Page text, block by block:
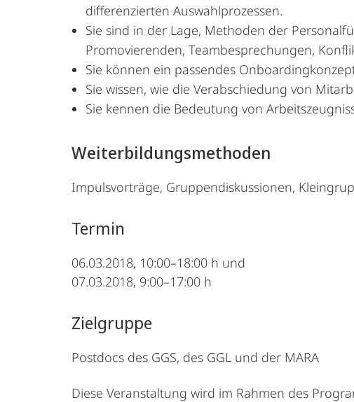
differenzierten Auswahlprozessen.
Sie sind in der Lage, Methoden der
Promovierenden, Teambesprechungen,
Sie können ein passendes
Sie wissen, wie die Verabschiedung von
Sie kennen die Bedeutung von
Weiterbildungsmethoden
Impulsvorträge, Gruppendiskussionen,
Termin
06.03.2018, 10:00–18:00 h und
07.03.2018, 9:00–17:00 h
Zielgruppe
Postdocs des GGS, des GGL und der MARA
Diese Veranstaltung wird im Rahmen des